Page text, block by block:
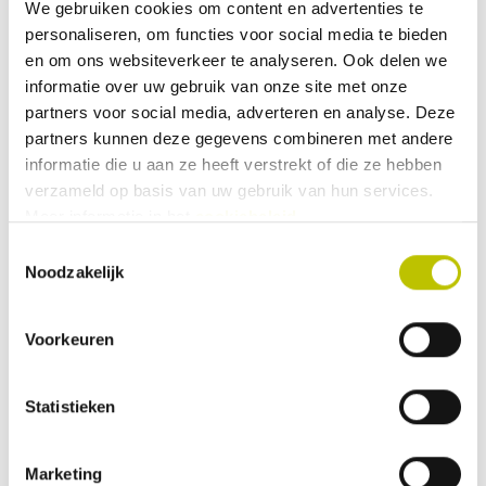
We gebruiken cookies om content en advertenties te
personaliseren, om functies voor social media te bieden
en om ons websiteverkeer te analyseren. Ook delen we
informatie over uw gebruik van onze site met onze
partners voor social media, adverteren en analyse. Deze
partners kunnen deze gegevens combineren met andere
informatie die u aan ze heeft verstrekt of die ze hebben
verzameld op basis van uw gebruik van hun services.
Noodzakelijk
Voorkeuren
Statistieken
Marketing
Gewicht (gr) 100
Hoogte (cm) 24
Inhoud 0.4 tot 0.5 ltr
Inhoud (ml) 450